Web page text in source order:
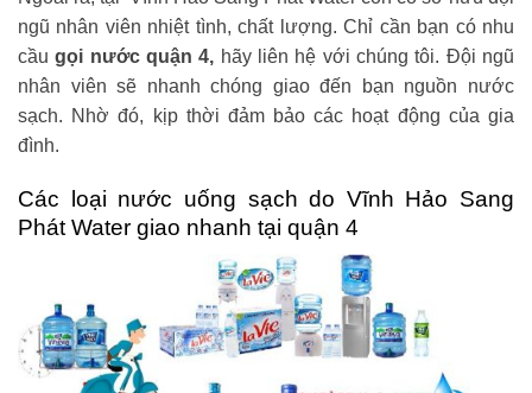
ngũ nhân viên nhiệt tình, chất lượng. Chỉ cần bạn có nhu
cầugọi nước quận 4, hãy liên hệ với chúng tôi. Đội ngũ
nhân viên sẽ nhanh chóng giao đến bạn nguồn nước
sạch. Nhờ đó, kịp thời đảm bảo các hoạt động của gia
đình.
Các loại nước uống sạch do Vĩnh Hảo Sang
Phát Water giao nhanh tại quận 4